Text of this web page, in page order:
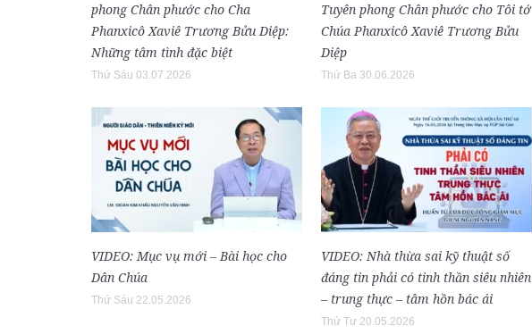
phong Chân phước cho Cha
Phanxicô Xaviê Trương Bửu Diệp:
Những tâm tình đặc biệt
Thứ Sáu 03.07.2026
Tuyên phong Chân phước cho Tôi tớ
Chúa Phanxicô Xaviê Trương Bửu
Diệp
Thứ Ba 30.06.2026
VIDEO: Mục vụ mới – Bài học cho
Dân Chúa
Thứ Sáu 22.05.2026
VIDEO: Nhà thừa sai kỹ thuật số
đáng tin phải có tinh thần siêu nhiên
– trung thực – tâm hồn bác ái
Thứ Tư 20.05.2026